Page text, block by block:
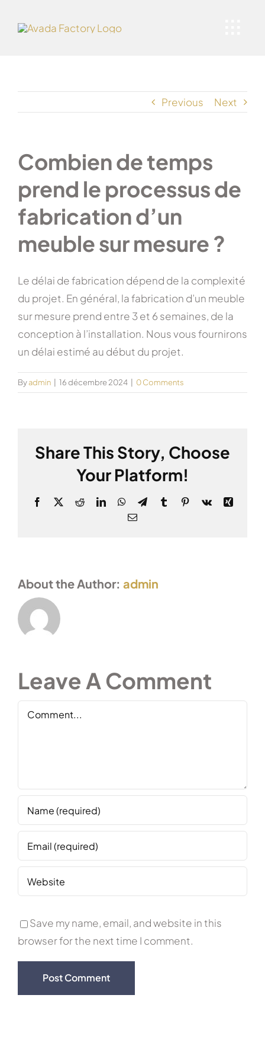
Previous Next
Combien de temps
prend le processus de
fabrication d’un
meuble sur mesure ?
Le délai de fabrication dépend de la complexité
du projet. En général, la fabrication d’un meuble
sur mesure prend entre 3 et 6 semaines, de la
conception à l’installation. Nous vous fournirons
un délai estimé au début du projet.
Byadmin 16 décembre 2024 0 Comments
Share This Story, Choose
Your Platform!
Facebook
X RedditLinkedInWhatsApp
TelegramTumblrPinterest
Vk
Xing
Email
About the Author: admin
Leave A Comment
Comment
Save my name, email, and website in this
browser for the next time I comment.